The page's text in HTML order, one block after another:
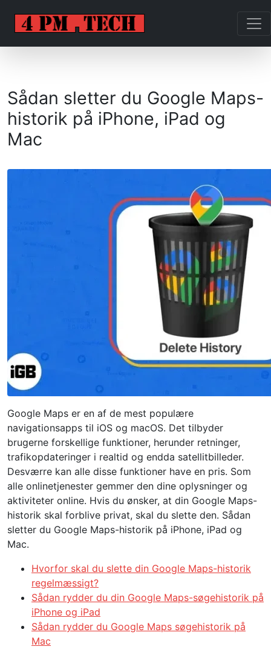
Sådan sletter du Google Maps-
historik på iPhone, iPad og
Mac
Google Maps er en af ​​de mest populære
navigationsapps til iOS og macOS. Det tilbyder
brugerne forskellige funktioner, herunder retninger,
trafikopdateringer i realtid og endda satellitbilleder.
Desværre kan alle disse funktioner have en pris. Som
alle onlinetjenester gemmer den dine oplysninger og
aktiviteter online. Hvis du ønsker, at din Google Maps-
historik skal forblive privat, skal du slette den. Sådan
sletter du Google Maps-historik på iPhone, iPad og
Mac.
Hvorfor skal du slette din Google Maps-historik
regelmæssigt?
Sådan rydder du din Google Maps-søgehistorik på
iPhone og iPad
Sådan rydder du Google Maps søgehistorik på
Mac